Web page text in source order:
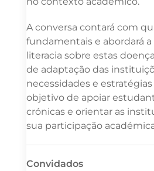
A conversa contará com
fundamentais e abordará
literacia sobre estas
de adaptação das
necessidades e
objetivo de apoiar
crónicas e orientar as
sua participação
Convidados